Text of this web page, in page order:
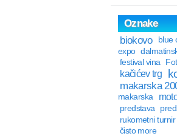
Oznake
biokovo blue
expo
festival vina
kačićev trg
makarska
makarska
predstava
rukometni
čisto more